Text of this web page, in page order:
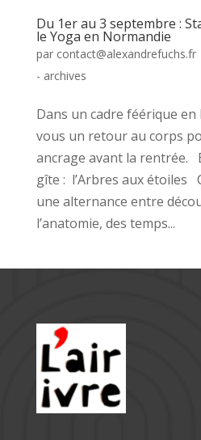
Du 1er au 3 septembre :
le Yoga en Normandie
par contact@alexandrefuchs.fr
- archives
Dans un cadre féérique
vous un retour au corps
ancrage avant la rentrée.
gîte : l’Arbres aux étoiles
une alternance entre
l’anatomie, des temps...